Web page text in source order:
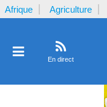
Afrique Agriculture
En direct